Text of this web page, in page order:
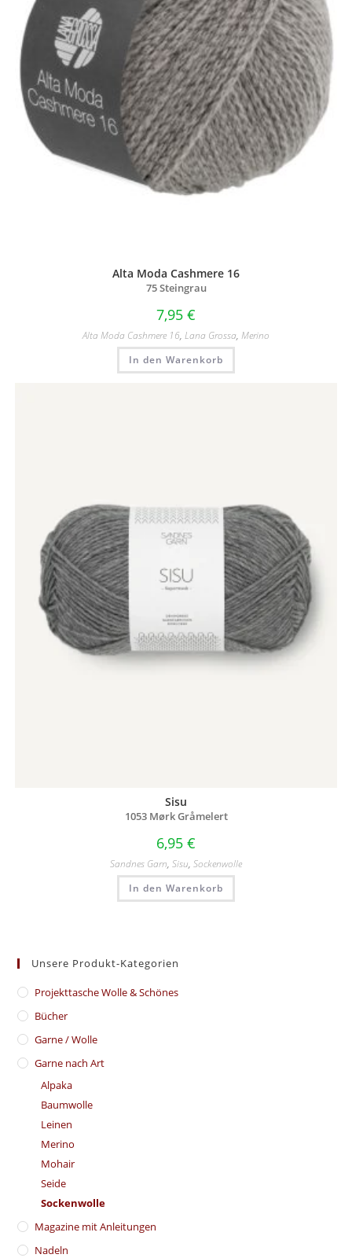
Alta Moda Cashmere 16
75 Steingrau
7,95 €
Alta Moda Cashmere 16, Lana Grossa, Merino
In den Warenkorb
Sisu
1053 Mørk Gråmelert
6,95 €
Sandnes Garn, Sisu, Sockenwolle
In den Warenkorb
Unsere Produkt-Kategorien
​Projekttasche Wolle & Schönes
Bücher
Garne / Wolle
Garne nach Art
Alpaka
Baumwolle
Leinen
Merino
Mohair
Seide
Sockenwolle
Magazine mit Anleitungen
Nadeln